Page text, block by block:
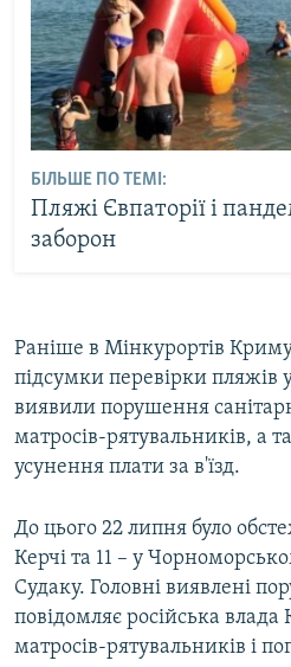
БІЛЬШЕ ПО ТЕМІ:
Пляжі Євпаторії і
заборон
Раніше в Мінкурортів
підсумки перевірки пляжів
виявили порушення
матросів-рятувальників, а
усунення плати за в'їзд.
До цього 22 липня було
Керчі та 11 – у
Судаку. Головні виявлені
повідомляє російська влада
матросів-рятувальників і